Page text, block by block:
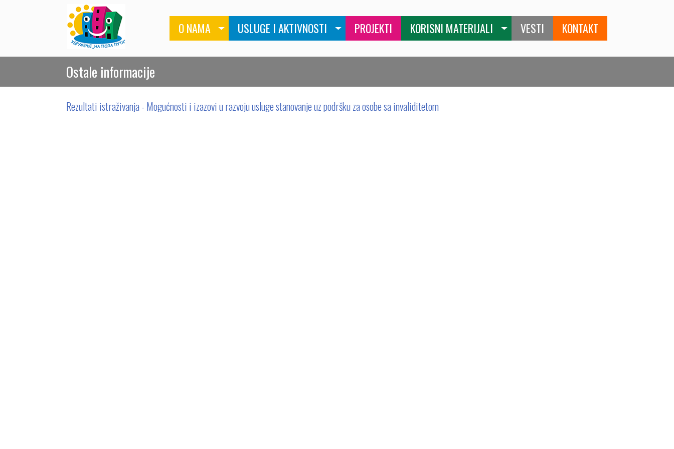
O NAMA USLUGE I AKTIVNOSTI PROJEKTI KORISNI MATERIJALI VESTI KONTAKT
Ostale informacije
Rezultati istraživanja - Mogućnosti i izazovi u razvoju usluge stanovanje uz podršku za osobe sa invaliditetom